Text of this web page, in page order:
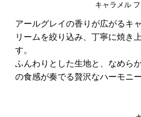
キャラメル
アールグレイの香りが広がるキ
リームを絞り込み、丁寧に焼き
す。
ふんわりとした生地と、なめら
の食感が奏でる贅沢なハーモニ